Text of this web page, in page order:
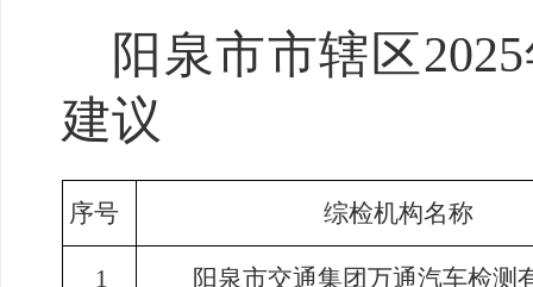
阳泉市市辖区
建议
序号 综检机构名称
1 阳泉市交通集团万通汽车检测